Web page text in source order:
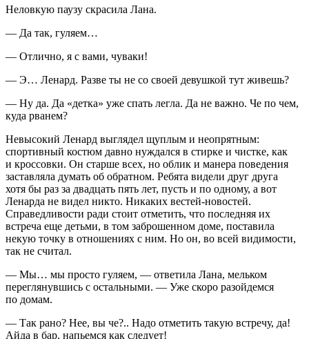
Неловкую паузу скрасила Лана.
— Да так, гуляем…
— Отлично, я с вами, чуваки!
— Э… Ленард. Разве ты не со своей девушкой тут живешь?
— Ну да. Да «детка» уже спать легла. Да не важно. Че по чем,
куда рванем?
Невысокий Ленард выглядел щуплым и неопрятным:
спортивный костюм давно нуждался в стирке и чистке, как
и кроссовки. Он старше всех, но облик и манера поведения
заставляла думать об обратном. Ребята видели друг друга
хотя бы раз за двадцать пять лет, пусть и по одному, а вот
Ленарда не видел никто. Никаких вестей-новостей.
Справедливости ради стоит отметить, что последняя их
встреча еще детьми, в том заброшенном доме, поставила
некую точку в отношениях с ним. Но он, во всей видимости,
так не считал.
— Мы… мы просто гуляем, — ответила Лана, мельком
переглянувшись с остальными. — Уже скоро разойдемся
по домам.
— Так рано? Нее, вы че?.. Надо отметить такую встречу, да!
Айда в бар, напьемся как следует!